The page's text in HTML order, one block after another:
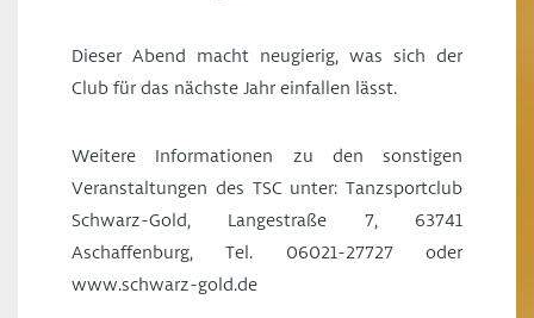
Dieser Abend macht neugierig, was sich der
Club für das nächste Jahr einfallen lässt.
Weitere Informationen zu den sonstigen
Veranstaltungen des TSC unter: Tanzsportclub
Schwarz-Gold, Langestraße 7, 63741
Aschaffenburg, Tel. 06021-27727 oder
www.schwarz-gold.de